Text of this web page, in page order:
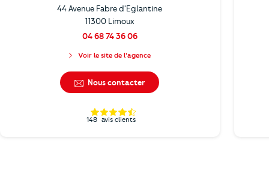
44 Avenue Fabre d'Eglantine
11300 Limoux
04 68 74 36 06
Voir le site de l'agence
Nous contacter
148 avis clients